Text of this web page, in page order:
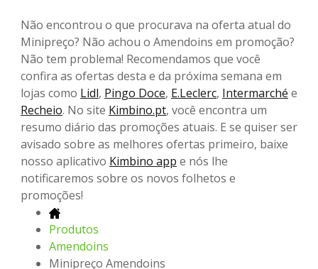
Não encontrou o que procurava na oferta atual do
Minipreço? Não achou o Amendoins em promoção?
Não tem problema! Recomendamos que você
confira as ofertas desta e da próxima semana em
lojas como Lidl, Pingo Doce, E.Leclerc, Intermarché e
Recheio. No site Kimbino.pt, você encontra um
resumo diário das promoções atuais. E se quiser ser
avisado sobre as melhores ofertas primeiro, baixe
nosso aplicativo Kimbino app e nós lhe
notificaremos sobre os novos folhetos e
promoções!
Produtos
Amendoins
Minipreço Amendoins